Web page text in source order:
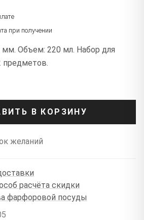
при получении
Объем: 220 мл. Набор для
предметов.
В КОРЗИНУ
желаний
расчёта скидки
фарфоровой посуды